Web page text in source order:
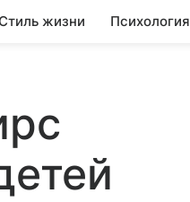
жизни Психология